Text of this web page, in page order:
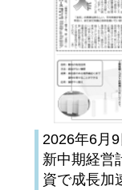
2026年6月
新中期経営
資で成長加